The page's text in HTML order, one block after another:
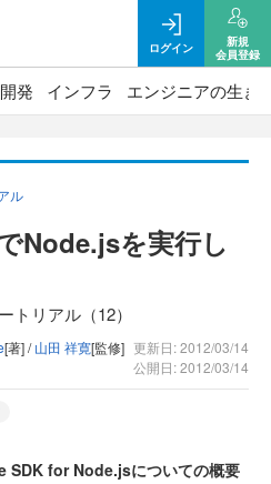
ログイン
新規
会員登録
発 インフラ エンジニアの生き
ル
Node.jsを実行し
トリアル（12）
[著] /山田 祥寛[監修] 更新日: 2012/03/14
公開日: 2012/03/14
for Node.jsについての概要